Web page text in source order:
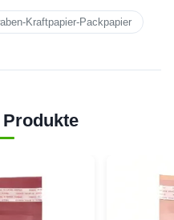
Kraftpapier-Packpapier